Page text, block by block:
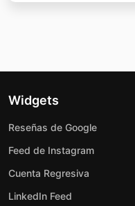
Widgets
Reseñas de Google
Feed de Instagram
Cuenta Regresiva
LinkedIn Feed